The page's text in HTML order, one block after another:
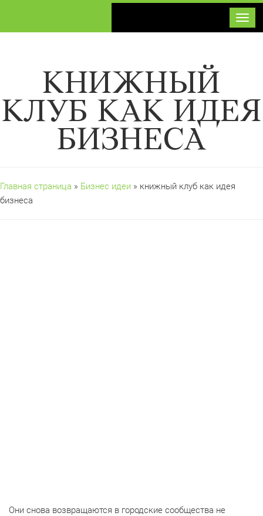
КНИЖНЫЙ
КЛУБ КАК ИДЕЯ
БИЗНЕСА
Главная страница » Бизнес идеи » книжный клуб как идея
бизнеса
Они снова возвращаются в городские сообщества не